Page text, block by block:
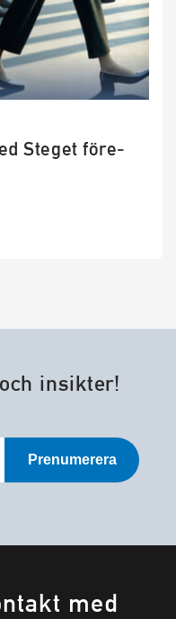
Steget före-
insikter!
med